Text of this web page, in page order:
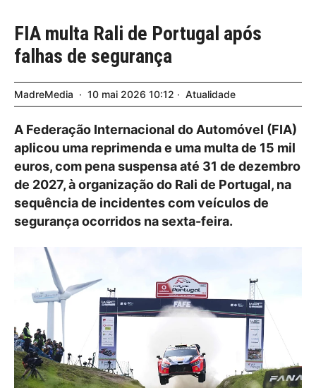
FIA multa Rali de Portugal após
falhas de segurança
MadreMedia 10 mai 2026 10:12 Atualidade
A Federação Internacional do Automóvel (FIA)
aplicou uma reprimenda e uma multa de 15 mil
euros, com pena suspensa até 31 de dezembro
de 2027, à organização do Rali de Portugal, na
sequência de incidentes com veículos de
segurança ocorridos na sexta-feira.